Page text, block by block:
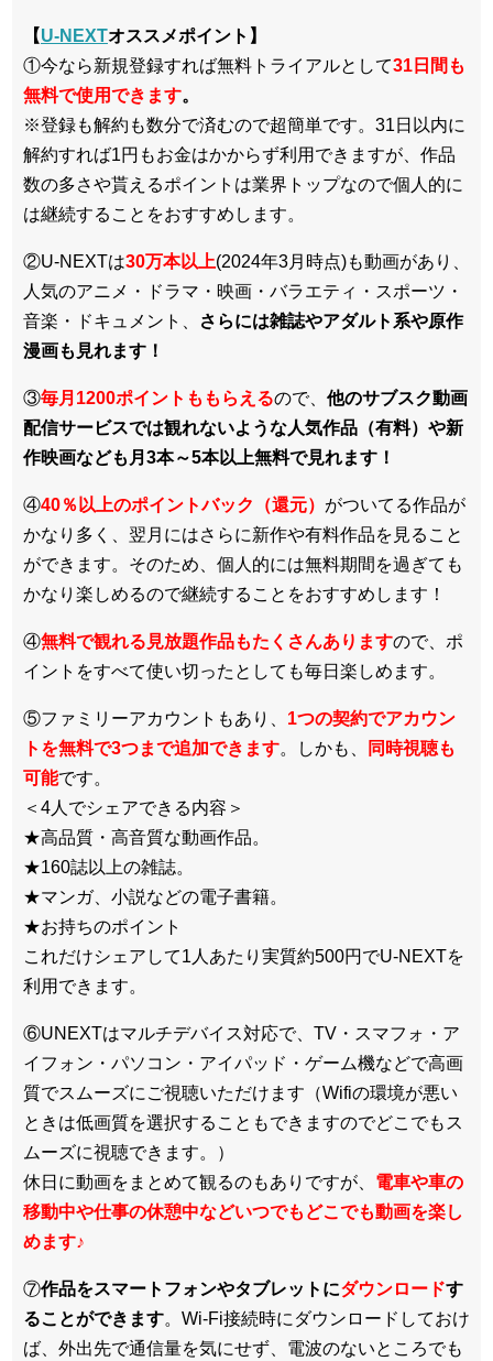
【U-NEXTオススメポイント】
①今なら新規登録すれば無料トライアルとして31日間も
無料で使用できます。
※登録も解約も数分で済むので超簡単です。31日以内に
解約すれば1円もお金はかからず利用できますが、作品
数の多さや貰えるポイントは業界トップなので個人的に
は継続することをおすすめします。
②U-NEXTは30万本以上(2024年3月時点)も動画があり、
人気のアニメ・ドラマ・映画・バラエティ・スポーツ・
音楽・ドキュメント、
さらには雑誌やアダルト系や原作
漫画も見れます！
③毎月1200ポイントももらえるので、 他のサブスク動画
配信サービスでは観れないような人気作品（有料）や新
作映画なども月3本～5本以上無料で見れます！
④40％以上のポイントバック（還元） がついてる作品が
かなり多く、翌月にはさらに新作や有料作品を見ること
ができます。そのため、個人的には無料期間を過ぎても
かなり楽しめるので継続することをおすすめします！
④無料で観れる見放題作品もたくさんありますので、ポ
イントをすべて使い切ったとしても毎日楽しめます。
⑤ファミリーアカウントもあり、 1つの契約でアカウン
トを無料で3つまで追加できます。しかも、
同時視聴も
可能です。
＜4人でシェアできる内容＞
★高品質・高音質な動画作品。
★160誌以上の雑誌。
★マンガ、小説などの電子書籍。
★お持ちのポイント
これだけシェアして1人あたり実質約500円でU-NEXTを
利用できます。
⑥UNEXTはマルチデバイス対応で、TV・スマフォ・ア
イフォン・パソコン・アイパッド・ゲーム機などで高画
質でスムーズにご視聴いただけます（Wifiの環境が悪い
ときは低画質を選択することもできますのでどこでもス
ムーズに視聴できます。）
休日に動画をまとめて観るのもありですが、 電車や車の
移動中や仕事の休憩中などいつでもどこでも動画を楽し
めます♪
⑦作品をスマートフォンやタブレットにダウンロードす
ることができます。Wi-Fi接続時にダウンロードしておけ
ば、外出先で通信量を気にせず、電波のないところでも